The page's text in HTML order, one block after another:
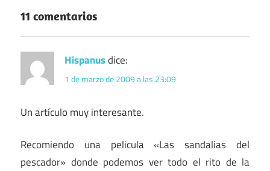
11 comentarios
Hispanusdice:
1 de marzo de 2009 a las 23:09
Un artículo muy interesante.
Recomiendo una pelicula «Las sandalias del
pescador» donde podemos ver todo el rito de la